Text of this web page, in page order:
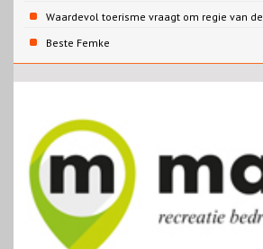
of een zegen?
Waardevol toerisme vraagt om regie van de
overheid
Beste Femke